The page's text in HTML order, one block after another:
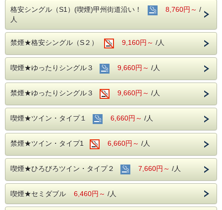
能ください。
のプランでございます。
承ください。
なお、チェックイン時間を過ぎた場合やご利用いただけなか
った場合でも、返金はいたしかねますので、併せてご了承く
ださいますようお願い申し上げます。
＜営業時間＞
17:00 p.m. ～ 20:00 p.m.（19:30ラストオーダー）
＜場所＞
調布アーバンホテル１F 中国料理「酔八仙」
営業時間外でのご利用はできかねますので、あらかじめご了
承ください。
なお、チェックイン時間を過ぎた場合やご利用いただけなか
ださいますようお願い申し上げます。
17:00 p.m. ～ 20:00 p.m.（19:30ラストオーダー）
＜場所＞
調布アーバンホテル１F 中国料理「酔八仙」
《選べる特選夕食セット》
海老チリと鶏肉カシューナッツハーフ炒めセ
ット（サラダ・スープ・杏仁付き）
青椒牛肉絲と回鍋肉ハーフセット（サラダ・
スープ・杏仁付き）
酢豚と青菜の塩味炒めハーフセット（サラ
ダ・スープ・杏仁付き）
【選べる特選夕食セット付き】
格安シングル（S1）(喫煙)甲州街道沿い！ 8,760円～ /
人
禁煙★格安シングル（S２） 9,160円～ /人
喫煙★ゆったりシングル３ 9,660円～ /人
禁煙★ゆったりシングル３ 9,660円～ /人
喫煙★ツイン・タイプ１ 6,660円～ /人
禁煙★ツイン・タイプ1 6,660円～ /人
喫煙★ひろびろツイン・タイプ２ 7,660円～ /人
喫煙★セミダブル 6,460円～ /人